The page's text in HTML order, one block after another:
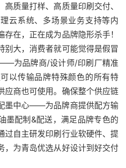
质量打样、高质量印刷交付、
云系统、多场景业务支持等内
在，正在成为品牌隐形杀手！
别大，消费者就可能觉得是假冒
为品牌商/设计师/印刷厂精准
以传输品牌特殊颜色的所有特
应商也可使用。确保整个供应链
墨中心——为品牌商提供配方输
墨配制&配送，满足品牌专色的
过自主研发印刷行业软硬件、提
，为青岛优选从好设计到好交付